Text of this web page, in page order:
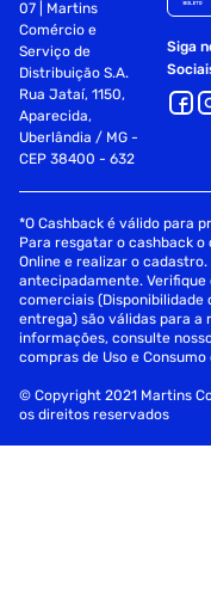
07 | Martins
Comércio e
Serviço de
Distribuição S.A.
Rua Jataí, 1150,
Aparecida,
Uberlândia / MG -
CEP 38400 - 632
Siga
*O Cashback é válido para
Para resgatar o cashback
Online e realizar o
antecipadamente. Verifique
comerciais (Disponibilidade
entrega) são válidas para a
informações, consulte
compras de Uso e Consumo
© Copyright 2021 Martins
os direitos reservados